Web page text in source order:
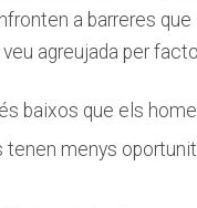
⁤a barreres
agreujada per
baixos ⁢que els
tenen menys